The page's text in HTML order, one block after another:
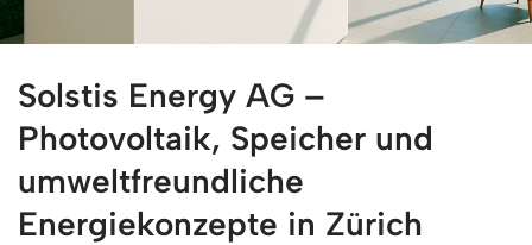
Solstis Energy AG –
Photovoltaik, Speicher und
umweltfreundliche
Energiekonzepte in Zürich